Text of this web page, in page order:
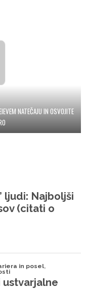
NATEČAJU IN OSVOJITE